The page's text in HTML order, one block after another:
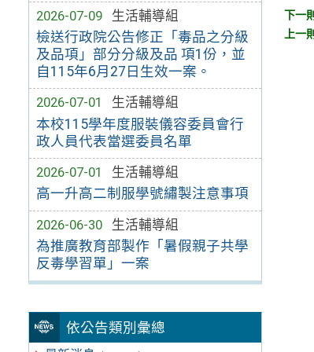
2026-07-09
生活輔導組
檢送行政院公告修正「毒品之分級
及品項」部分分級及品 項1份，並
自115年6月27日生效一案。
2026-07-01
生活輔導組
本校115學年度服裝儀容委員會行
政人員代表當選委員名單
2026-07-01
生活輔導組
高一升高二制服學號繡製注意事項
2026-06-30
生活輔導組
為推廣教育部製作「暑假親子共學
反毒學習單」一案
依公告類別彙總